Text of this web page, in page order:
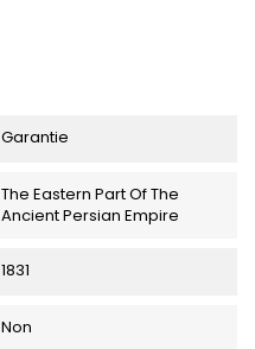
Garantie
The Eastern Part Of The
Ancient Persian Empire
1831
Non